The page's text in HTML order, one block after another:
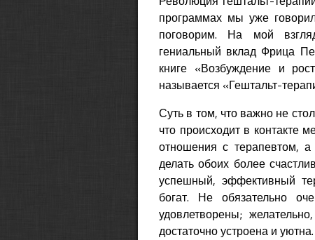
программах мы уже
поговорим. На мой
гениальный вклад Фрица
книге «Возбуждение и
называется «Гештальт-
Суть в том, что важно не
что происходит в контакте
отношения с терапевтом,
делать обоих более
успешный, эффективный
богат. Не обязательно
удовлетворены;
достаточно устроена и уютна.